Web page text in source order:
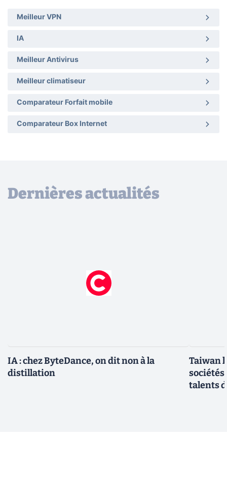
Meilleur VPN
IA
Meilleur Antivirus
Meilleur climatiseur
Comparateur Forfait mobile
Comparateur Box Internet
Dernières actualités
IA : chez ByteDance, on dit non à la
distillation
Taiwan
sociétés
talents